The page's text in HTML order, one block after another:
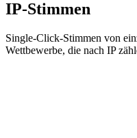
IP-Stimmen
Single-Click-Stimmen von
Wettbewerbe, die nach IP